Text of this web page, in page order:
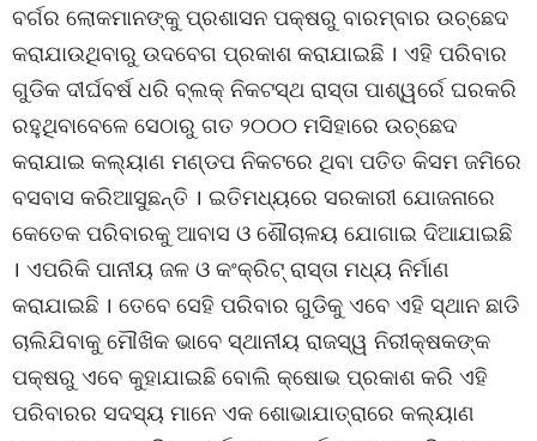
ବର୍ଗର ଲୋକମାନଙ୍କୁ ପ୍ରଶାସନ ପକ୍ଷରୁ ବାରମ୍ବାର ଉଚ୍ଛେଦ
କରାଯାଉଥିବାରୁ ଉଦବେଗ ପ୍ରକାଶ କରାଯାଇଛି । ଏହି ପରିବାର
ଗୁଡିକ ଦୀର୍ଘବର୍ଷ ଧରି ବ୍ଲକ୍ ନିକଟସ୍ଥ ରାସ୍ତା ପାଶ୍ୱର୍ରେ ଘରକରି
ରହୁଥିବାବେଳେ ସେଠାରୁ ଗତ ୨୦୦୦ ମସିହାରେ ଉଚ୍ଛେଦ
କରାଯାଇ କଲ୍ୟାଣ ମଣ୍ଡପ ନିକଟରେ ଥିବା ପତିତ କିସମ ଜମିରେ
ବସବାସ କରିଆସୁଛନ୍ତି । ଇତିମଧ୍ୟରେ ସରକାରୀ ଯୋଜନାରେ
କେତେକ ପରିବାରକୁ ଆବାସ ଓ ଶୌଚାଳୟ ଯୋଗାଇ ଦିଆଯାଇଛି
। ଏପରିକି ପାନୀୟ ଜଳ ଓ କଂକ୍ରିଟ୍ ରାସ୍ତା ମଧ୍ୟ ନିର୍ମାଣ
କରାଯାଇଛି । ତେବେ ସେହି ପରିବାର ଗୁଡିକୁ ଏବେ ଏହି ସ୍ଥାନ ଛାଡି
ଚାଲିଯିବାକୁ ମୌଖିକ ଭାବେ ସ୍ଥାନୀୟ ରାଜସ୍ୱ ନିରୀକ୍ଷକଙ୍କ
ପକ୍ଷରୁ ଏବେ କୁହାଯାଇଛି ବୋଲି କ୍ଷୋଭ ପ୍ରକାଶ କରି ଏହି
ପରିବାରର ସଦସ୍ୟ ମାନେ ଏକ ଶୋଭାଯାତ୍ରାରେ କଲ୍ୟାଣ